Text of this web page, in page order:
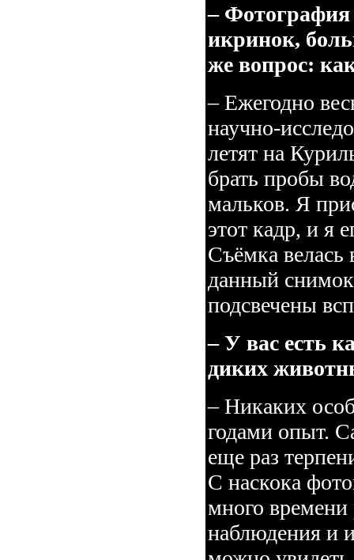
–
икринок,
же вопрос:
– Ежегодно
научно-
летят на
брать пробы
мальков. Я
этот кадр, и я
Съёмка велась
данный
подсвечены
– У вас есть
диких
– Никаких
годами опыт.
еще раз
С наскока
много
наблюдения и